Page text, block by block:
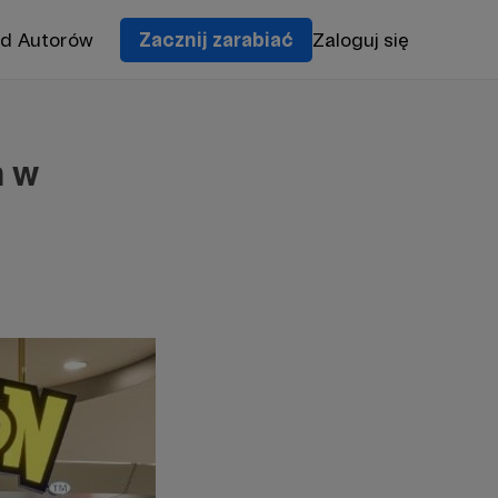
Autorów Zacznij zarabiać Zaloguj się
w